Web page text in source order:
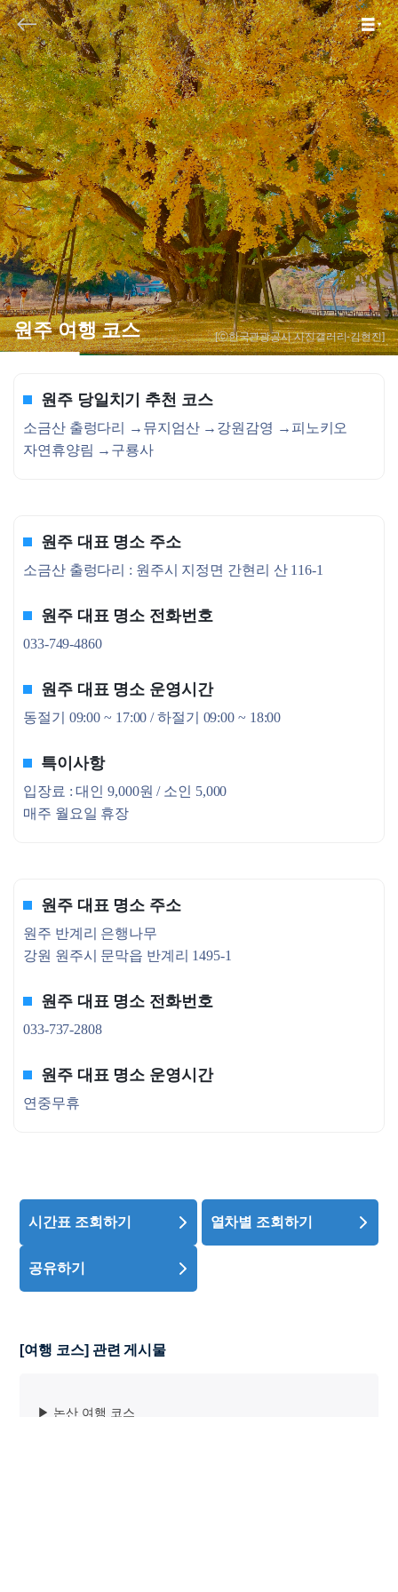
원주 여행 코스 [ⓒ한국관광공사 사진갤러리-김현진]
원주 당일치기 추천 코스
소금산 출렁다리 →뮤지엄산 →강원감영 →피노키오
자연휴양림 →구룡사
원주 대표 명소 주소
소금산 출렁다리 : 원주시 지정면 간현리 산 116-1
원주 대표 명소 전화번호
033-749-4860
원주 대표 명소 운영시간
동절기 09:00 ~ 17:00 / 하절기 09:00 ~ 18:00
특이사항
입장료 : 대인 9,000원 / 소인 5,000
매주 월요일 휴장
원주 대표 명소 주소
원주 반계리 은행나무
강원 원주시 문막읍 반계리 1495-1
원주 대표 명소 전화번호
033-737-2808
원주 대표 명소 운영시간
연중무휴
시간표 조회하기 열차별 조회하기
공유하기
[여행 코스] 관련 게시물
▶ 논산 여행 코스